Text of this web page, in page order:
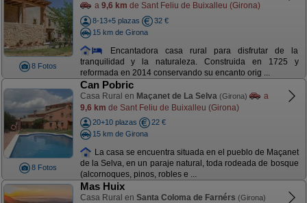
8 Fotos
a 9,6 km de Sant Feliu de Buixalleu (Girona)
8-13+5 plazas
32 €
15 km de Girona
Encantadora casa rural para disfrutar de la
tranquilidad y la naturaleza. Construida en 1725 y
reformada en 2014 conservando su encanto orig ...
8 Fotos
Can Pobric
Casa Rural en Maçanet de La Selva (Girona)
a
9,6 km de Sant Feliu de Buixalleu (Girona)
20+10 plazas
22 €
15 km de Girona
La casa se encuentra situada en el pueblo de Maçanet
de la Selva, en un paraje natural, toda rodeada de bosque
(alcornoques, pinos, robles e ...
Mas Huix
Casa Rural en Santa Coloma de Farnérs (Girona)